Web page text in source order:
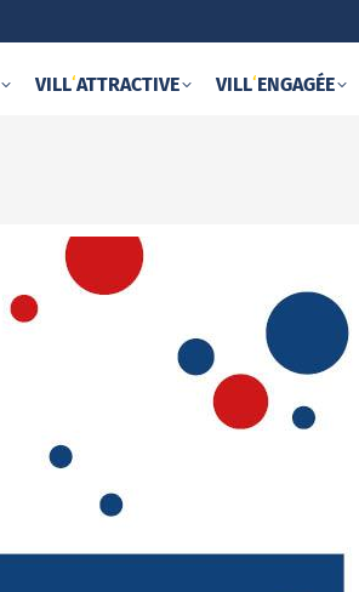
VILL‘ATTRACTIVE VILL‘ENGAGÉE